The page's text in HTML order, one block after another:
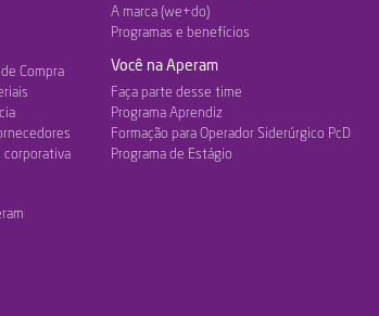
Compra
corporativa
A marca (we+do)
Programas e benefícios
Você na Aperam
Faça parte desse time
Programa Aprendiz
Formação para Operador Siderúrgico PcD
Programa de Estágio